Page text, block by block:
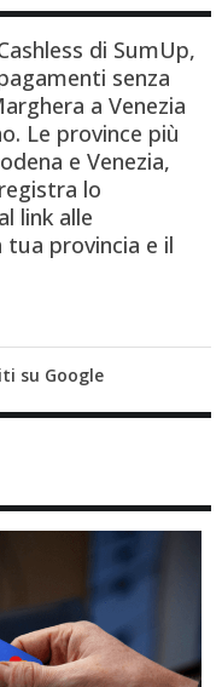
di SumUp,
senza
a Venezia
Le province più
e Venezia,
lo
link alle
tua provincia e il
su Google